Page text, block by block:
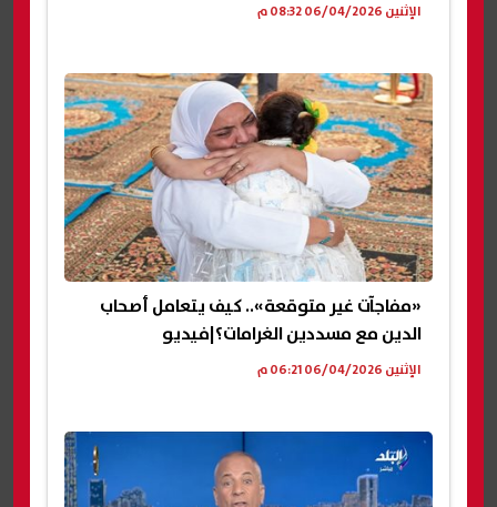
الإثنين 06/04/2026 08:32 م
«مفاجآت غير متوقعة».. كيف يتعامل أصحاب
الدين مع مسددين الغرامات؟|فيديو
الإثنين 06/04/2026 06:21 م